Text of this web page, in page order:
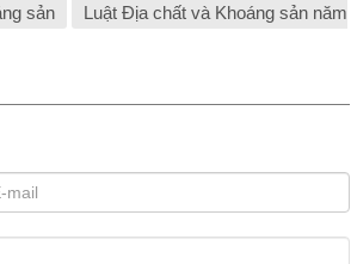
sản
Luật Địa chất và Khoáng sản năm